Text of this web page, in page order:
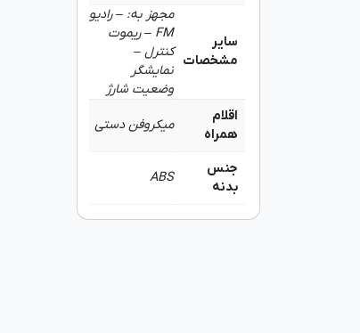
سایر
مشخصات
مجهز به: – رادیو
FM – ریموت
کنترل –
نمایشگر
وضعیت شارژ
اقلام
همراه
میکروفن دستی
جنس
بدنه
ABS